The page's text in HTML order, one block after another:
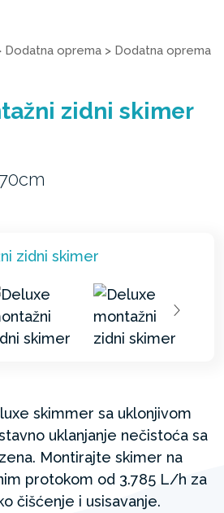
Dodatna oprema > Dodatna oprema
zidni skimer
skimmer sa uklonjivom
uklanjanje nečistoća sa
Montirajte skimer na
protokom od 3.785 L/h za
čišćenje i usisavanje.